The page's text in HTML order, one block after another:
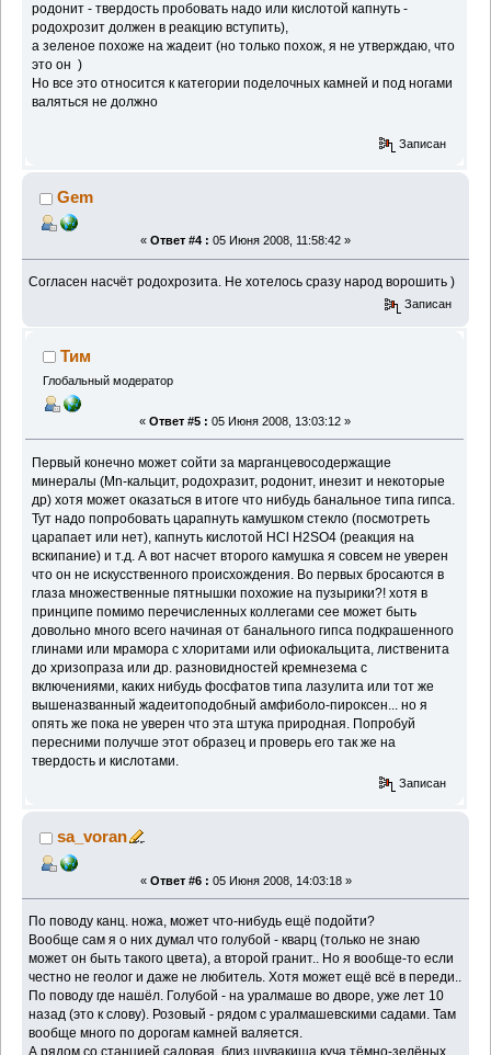
родонит - твердость пробовать надо или кислотой капнуть -
родохрозит должен в реакцию вступить),
а зеленое похоже на жадеит (но только похож, я не утверждаю, что
это он )
Но все это относится к категории поделочных камней и под ногами
валяться не должно
Записан
Gem
« Ответ #4 : 05 Июня 2008, 11:58:42 »
Согласен насчёт родохрозита. Не хотелось сразу народ ворошить )
Записан
Тим
Глобальный модератор
« Ответ #5 : 05 Июня 2008, 13:03:12 »
Первый конечно может сойти за марганцевосодержащие
минералы (Mn-кальцит, родохразит, родонит, инезит и некоторые
др) хотя может оказаться в итоге что нибудь банальное типа гипса.
Тут надо попробовать царапнуть камушком стекло (посмотреть
царапает или нет), капнуть кислотой HCl H2SO4 (реакция на
вскипание) и т.д. А вот насчет второго камушка я совсем не уверен
что он не искусственного происхождения. Во первых бросаются в
глаза множественные пятнышки похожие на пузырики?! хотя в
принципе помимо перечисленных коллегами сее может быть
довольно много всего начиная от банального гипса подкрашенного
глинами или мрамора с хлоритами или офиокальцита, лиственита
до хризопраза или др. разновидностей кремнезема с
включениями, каких нибудь фосфатов типа лазулита или тот же
вышеназванный жадеитоподобный амфиболо-пироксен... но я
опять же пока не уверен что эта штука природная. Попробуй
пересними получше этот образец и проверь его так же на
твердость и кислотами.
Записан
sa_voran
« Ответ #6 : 05 Июня 2008, 14:03:18 »
По поводу канц. ножа, может что-нибудь ещё подойти?
Вообще сам я о них думал что голубой - кварц (только не знаю
может он быть такого цвета), а второй гранит.. Но я вообще-то если
честно не геолог и даже не любитель. Хотя может ещё всё в переди..
По поводу где нашёл. Голубой - на уралмаше во дворе, уже лет 10
назад (это к слову). Розовый - рядом с уралмашевскими садами. Там
вообще много по дорогам камней валяется.